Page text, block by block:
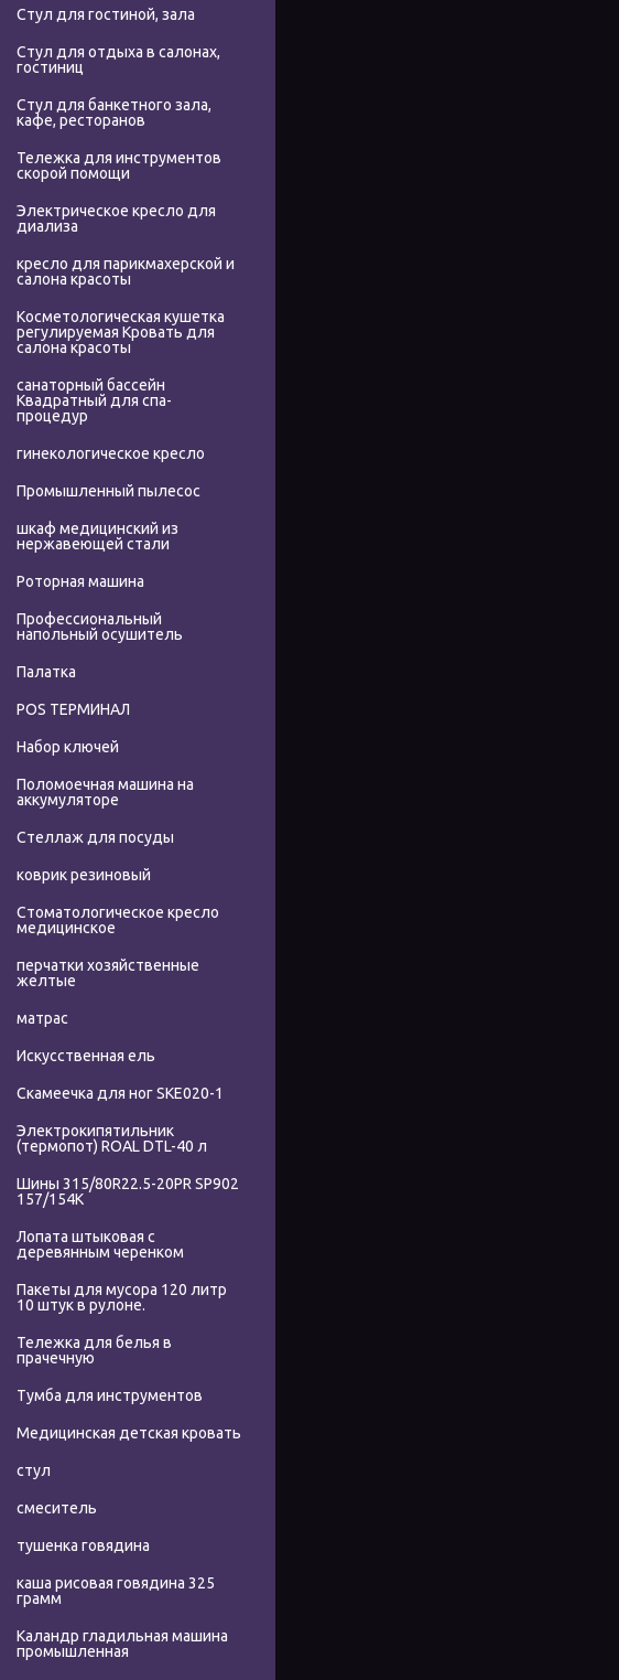
Стул для гостиной, зала
Стул для отдыха в салонах,
гостиниц
Стул для банкетного зала,
кафе, ресторанов
Тележка для инструментов
скорой помощи
Электрическое кресло для
диализа
кресло для парикмахерской и
салона красоты
Косметологическая кушетка
регулируемая Кровать для
салона красоты
санаторный бассейн
Квадратный для спа-
процедур
гинекологическое кресло
Промышленный пылесос
шкаф медицинский из
нержавеющей стали
Роторная машина
Профессиональный
напольный осушитель
Палатка
POS ТЕРМИНАЛ
Набор ключей
Поломоечная машина на
аккумуляторе
Стеллаж для посуды
коврик резиновый
Стоматологическое кресло
медицинское
перчатки хозяйственные
желтые
матрас
Искусственная ель
Скамеечка для ног SKE020-1
Электрокипятильник
(термопот) ROAL DTL-40 л
Шины 315/80R22.5-20PR SP902
157/154K
Лопата штыковая с
деревянным черенком
Пакеты для мусора 120 литр
10 штук в рулоне.
Тележка для белья в
прачечную
Тумба для инструментов
Медицинская детская кровать
стул
смеситель
тушенка говядина
каша рисовая говядина 325
грамм
Каландр гладильная машина
промышленная